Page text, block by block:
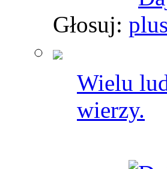
Głosuj:
Wielu
wierzy.